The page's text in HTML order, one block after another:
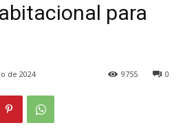
para
de 2024 0
9755